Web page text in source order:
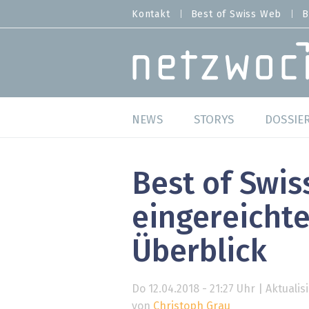
zum
MENU
Kontakt Best of Swiss Web
MAIN NAVIGATION
NEWS
Wild Card
Studien
Meinungen
Hands-on
STORYS
Best
Best
Best of
Überblick
Do 12.04.2018 - 21:27 Uhr |
von Christoph Grau